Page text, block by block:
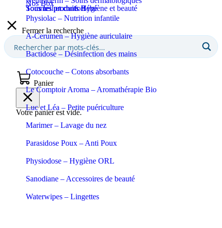
Sommeil et confort
Tous les produits Bébé
Tous les produits Hygiène et beauté
Physiolac – Nutrition infantile
A-Cerumen – Hygiène auriculaire
Bactidose – Désinfection des mains
Cotocouche – Cotons absorbants
Le Comptoir Aroma – Aromathérapie Bio
Luc et Léa – Petite puériculture
Marimer – Lavage du nez
Parasidose Poux – Anti Poux
Physiodose – Hygiène ORL
Sanodiane – Accessoires de beauté
Waterwipes – Lingettes
Nos Box
Fermer la recherche
Panier
Votre panier est vide.